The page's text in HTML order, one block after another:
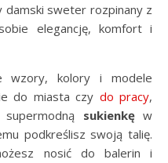
damski sweter rozpinany z
elegancję, komfort i
wzory, kolory i modele
do miasta czy do pracy,
sukienkęw
podkreślisz swoją talię.
nosić do balerin i